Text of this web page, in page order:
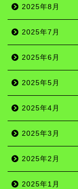
2025年8月
2025年7月
2025年6月
2025年5月
2025年4月
2025年3月
2025年2月
2025年1月